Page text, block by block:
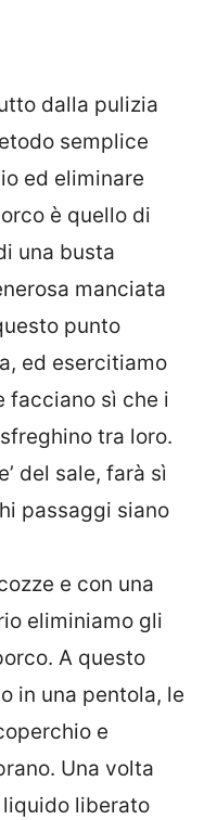
dalla pulizia
semplice
ed eliminare
è quello di
una busta
manciata
punto
ed esercitiamo
facciano sì che i
tra loro.
del sale, farà sì
passaggi siano
e con una
eliminiamo gli
A questo
in una pentola, le
e
Una volta
liberato